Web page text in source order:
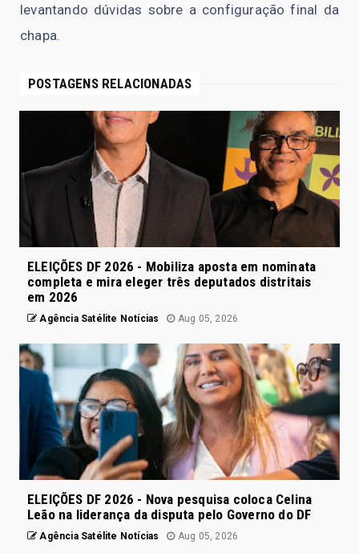
levantando dúvidas sobre a configuração final da
chapa.
POSTAGENS RELACIONADAS
ELEIÇÕES DF 2026 - Mobiliza aposta em nominata
completa e mira eleger três deputados distritais
em 2026
Agência Satélite Notícias Aug 05, 2026
ELEIÇÕES DF 2026 - Nova pesquisa coloca Celina
Leão na liderança da disputa pelo Governo do DF
Agência Satélite Notícias Aug 05, 2026